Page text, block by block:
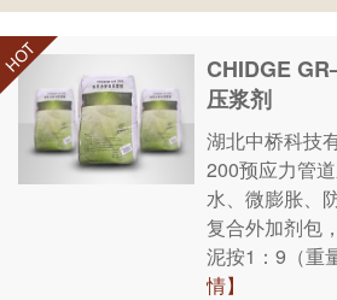
CHIDGE
压浆剂
湖北中桥科技
200预应力管
水、微膨胀、
复合外加剂包
泥按1：9（重
情】